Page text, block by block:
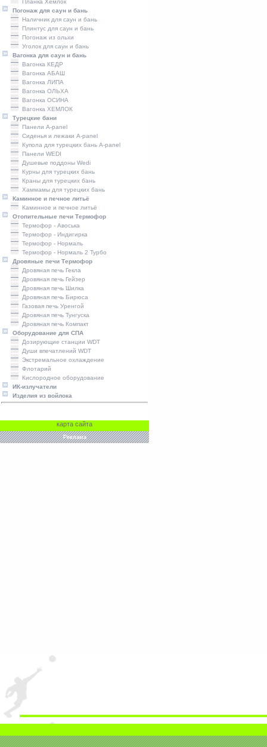
Планка Хемлок
Погонаж для саун и бань
Наличник для саун и бань
Плинтус для саун и бань
Погонаж из ольхи
Уголок для саун и бань
Вагонка для саун и бань
Вагонка КЕДР
Вагонка АБАШ
Вагонка ЛИПА
Вагонка ОЛЬХА
Вагонка ОСИНА
Вагонка ХЕМЛОК
Турецкие бани
Панели A-panel
Сиденья и лежаки A-panel
Купола для турецких бань A-panel
Панели WEDI
Душевые поддоны Wedi
Курны для турецких бань
Краны для турецких бань
Хаммамы для турецких бань
Каминное и печное литьё
Каминное и печное литьё
Отопительные печи Термофор
Термофор - Авоська
Термофор - Индигирка
Термофор - Нормаль
Термофор - Нормаль 2 Турбо
Дровяные печи Термофор
Дровяная печь Гекла
Дровяная печь Гейзер
Дровяная печь Шилка
Дровяная печь Бирюса
Газовая печь Уренгой
Дровяная печь Тунгуска
Дровяная печь Компакт
Оборудование для СПА
Дозирующие станции WDT
Души впечатлений WDT
Экстремальное охлаждение
Флотарий
Кислородное оборудование
ИК-излучатели
Изделия из войлока
карта сайта
Реклама